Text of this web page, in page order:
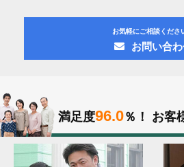
お気軽にご相談くださ
お問い合
満足度96.0％！ お客